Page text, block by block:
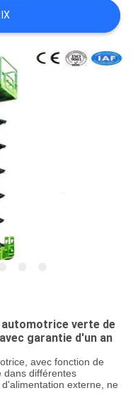
verte de
garantie d'un an
avec fonction de
dans différentes
externe, ne